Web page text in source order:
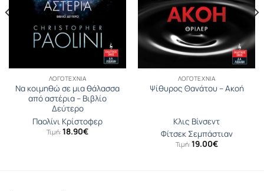
ΛΟΓΟΤΕΧΝΊΑ
Να κοιμηθώ σε μια θάλασσα
από αστέρια – Βιβλίο
Δεύτερο
Παολίνι Κρίστοφερ
Τιμή: 18.90€
ΛΟΓΟΤΕΧΝΊΑ
Ψίθυρος Θανάτου – Ακοή
Κλις Βίνσεντ
Φίτσεκ Σεμπάστιαν
Τιμή: 19.00€